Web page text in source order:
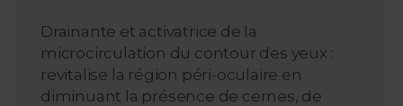
Drainante et activatrice de la
microcirculation du contour des yeux :
revitalise la région péri-oculaire en
diminuant la présence de cernes, de